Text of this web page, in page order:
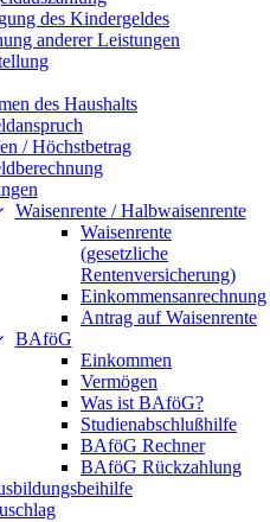
des Kindergeldes
anderer Leistungen
des Haushalts
/ Höchstbetrag
Waisenrente / Halbwaisenrente
Waisenrente
(gesetzliche
Rentenversicherung)
Einkommensanrechnung
Antrag auf Waisenrente
BAföG
Einkommen
Vermögen
Was ist BAföG?
Studienabschlußhilfe
BAföG Rechner
BAföG Rückzahlung